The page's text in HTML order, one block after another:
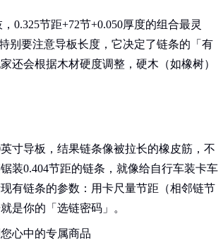
0.325节距+72节+0.050厚度的组合最灵
别要注意导板长度，它决定了链条的「有
还会根据木材硬度调整，硬木（如橡树）
寸导板，结果链条像被拉长的橡皮筋，不
装0.404节距的链条，就像给自行车装卡车
有链条的参数：用卡尺量节距（相邻链节
是你的「选链密码」。
心中的专属商品